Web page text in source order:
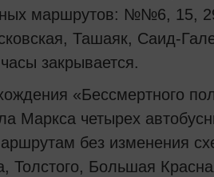
маршрутов: №№6, 15,
Ташаяк, Саид-
закрывается.
«Бессмертного
Маркса четырех
без изменения
Толстого, Большая